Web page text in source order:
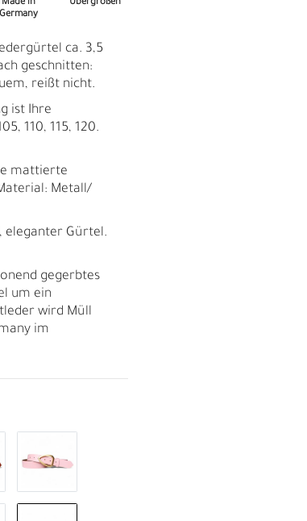
R
Made in
Germany
Übergrößen
ca. 3,5
geschnitten:
reißt nicht.
ist Ihre
110, 115, 120.
mattierte
Metall/
eleganter Gürtel.
gegerbtes
um ein
wird Müll
im